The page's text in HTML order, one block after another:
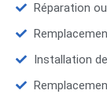
Réparation
Installation